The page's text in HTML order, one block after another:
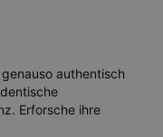
authentisch
Erforsche ihre